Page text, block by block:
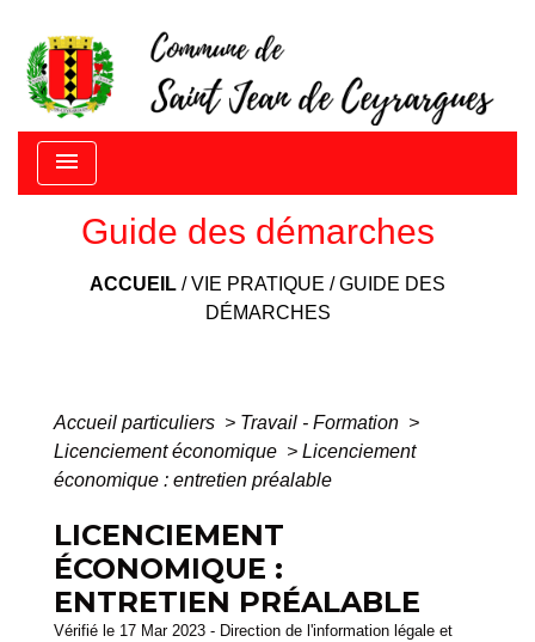
menu
Guide des démarches
ACCUEIL /VIE PRATIQUE /GUIDE DES
DÉMARCHES
Accueil particuliers > Travail - Formation >
Licenciement économique > Licenciement
économique : entretien préalable
LICENCIEMENT
ÉCONOMIQUE :
ENTRETIEN PRÉALABLE
Vérifié le 17 Mar 2023 - Direction de l'information légale et